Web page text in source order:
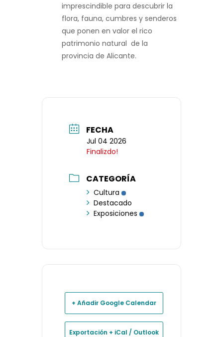
imprescindible para descubrir la
flora, fauna, cumbres y senderos
que ponen en valor el rico
patrimonio natural de la
provincia de Alicante.
FECHA
Jul 04 2026
Finalizdo!
CATEGORÍA
Cultura
Destacado
Exposiciones
+ Añadir Google Calendar
Exportación + iCal / Outlook